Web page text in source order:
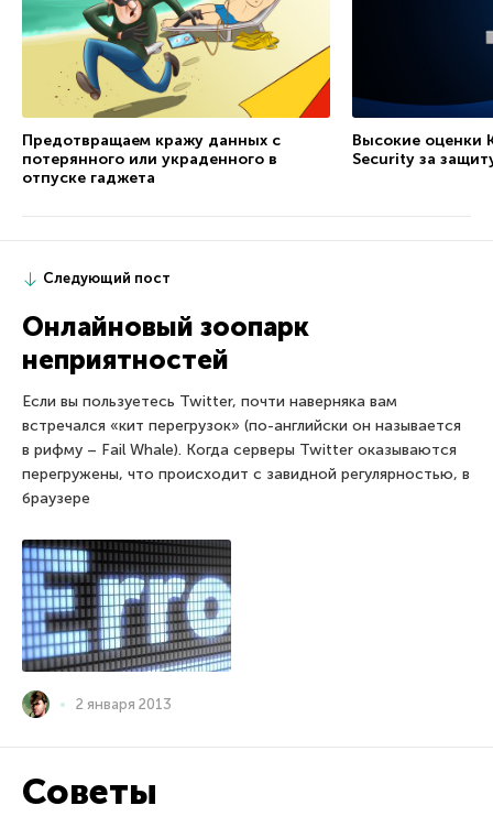
Предотвращаем кражу данных с
потерянного или украденного в
отпуске гаджета
Высокие оценки
Security за
Следующий пост
Онлайновый зоопарк
неприятностей
Если вы пользуетесь Twitter, почти наверняка вам
встречался «кит перегрузок» (по-английски он называется
в рифму – Fail Whale). Когда серверы Twitter оказываются
перегружены, что происходит с завидной регулярностью, в
браузере
2 января 2013
Советы